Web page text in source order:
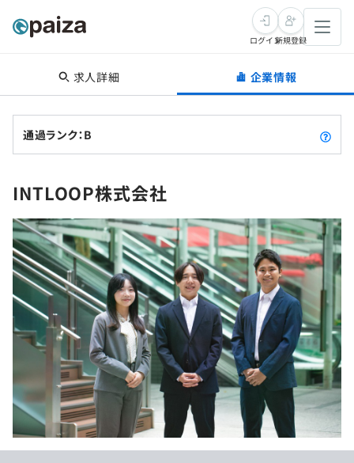
転職・キャリア
転職成功ガイド
転職エージェント
インタビュー
転職成功ガイド
新卒就活
求人検索
本選考
インターン
新卒エージェント
イベント・セミナー
インタビュー
学習
講座一覧
問題集
4択課題
ナレッジ
リファレンス
プラン
スキルチェック
プログラミング言語
SQL
評価結果一覧
再チャレンジ結果一覧
ゲーム・マンガ
メディア
Tech Team Journal
paiza times
note
paizaとは？
ログイン新規登録
求人詳細 企業情報
通過ランク：B
INTLOOP株式会社